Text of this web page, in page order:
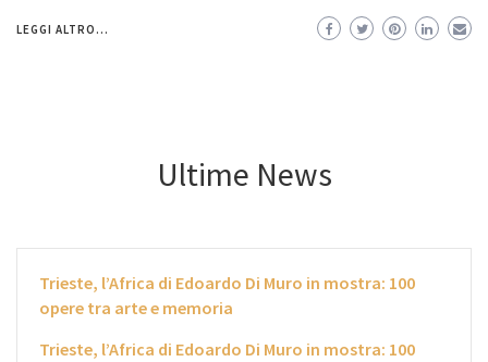
LEGGI ALTRO...
Ultime News
Trieste, l’Africa di Edoardo Di Muro in mostra: 100
opere tra arte e memoria
Trieste, l’Africa di Edoardo Di Muro in mostra: 100